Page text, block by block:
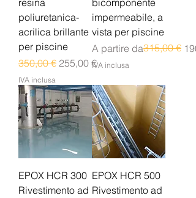
resina
poliuretanica-
acrilica brillante
per piscine
Prezzo regolare
350,00 € Prezzo scontato
255,00 €
IVA inclusa
bicomponente
impermeabile, a
vista per piscine
A partire da
Prezzo regolare315,00 €
Prezzo scontato
IVA inclusa
EPOX HCR 300
Rivestimento ad
EPOX HCR 500
Rivestimento ad